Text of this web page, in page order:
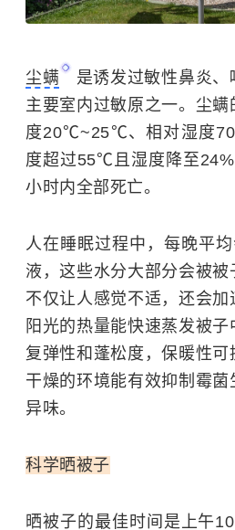
尘螨 是诱发过敏性鼻炎、
主要室内过敏原之一。尘螨
度20℃~25℃、相对湿度
度超过55℃且湿度降至
小时内全部死亡。
人在睡眠过程中，每晚平
液，这些水分大部分会被
不仅让人感觉不适，还会加
阳光的热量能快速蒸发被
复弹性和蓬松度，保暖性可
干燥的环境能有效抑制霉
异味。
科学晒被子
晒被子的最佳时间是上午